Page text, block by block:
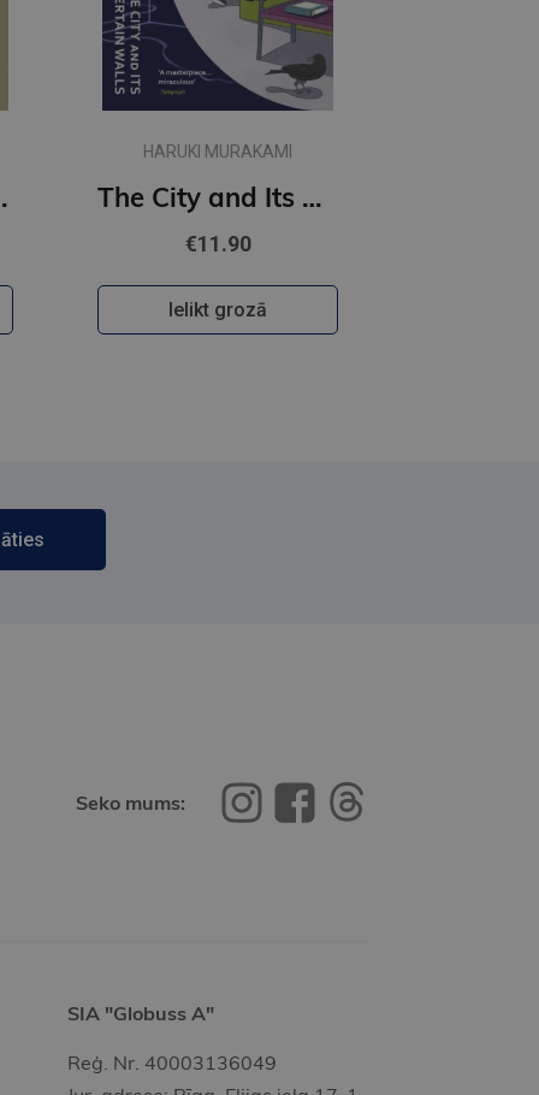
HARUKI MURAKAMI
The City and Its Uncertain Walls (paperback, s)
€11.90
Ielikt grozā
Seko mums:
SIA "Globuss A"
Reģ. Nr. 40003136049